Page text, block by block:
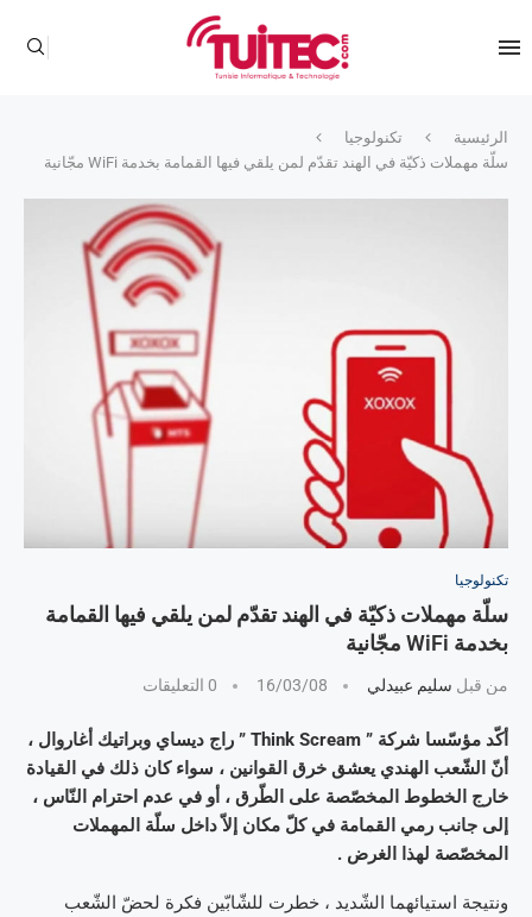
الرئيسية
تكنولوجيا
سلّة مهملات ذكيّة في الهند تقدّم لمن يلقي فيها القمامة بخدمة WiFi مجّانية
تكنولوجيا
سلّة مهملات ذكيّة في الهند تقدّم لمن يلقي فيها القمامة
بخدمة WiFi مجّانية
من قبل سليم عبيدلي 16/03/08 0 التعليقات
أكّد مؤسّسا شركة ” Think Scream ” راج ديساي وبراتيك أغاروال ،
أنّ الشّعب الهندي يعشق خرق القوانين ، سواء كان ذلك في القيادة
خارج الخطوط المخصّصة على الطّرق ، أو في عدم احترام النّاس ،
إلى جانب رمي القمامة في كلّ مكان إلاّ داخل سلّة المهملات
المخصّصة لهذا الغرض .
ونتيجة استيائهما الشّديد ، خطرت للشّابّين فكرة لحضّ الشّعب